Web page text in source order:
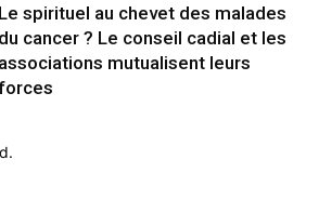
Le spirituel au chevet des malades
du cancer ? Le conseil cadial et les
associations mutualisent leurs